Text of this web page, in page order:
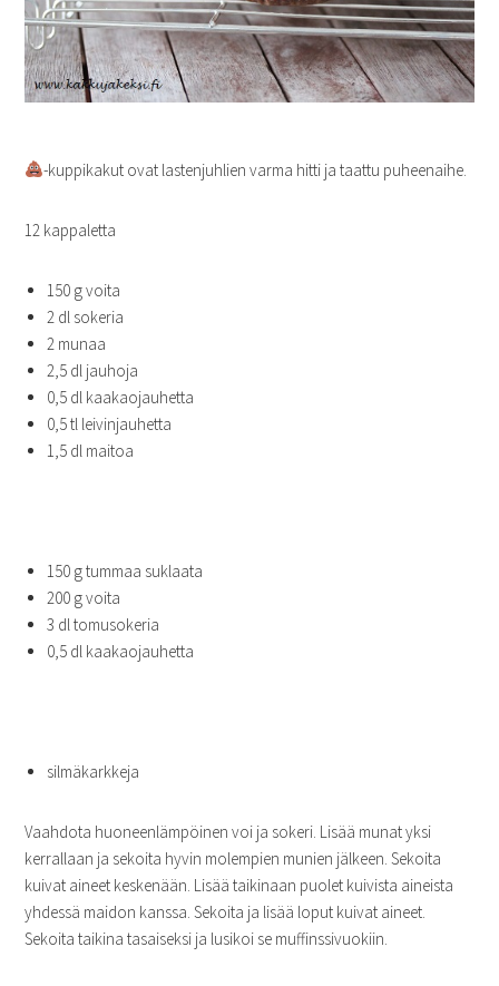
-kuppikakut ovat lastenjuhlien varma hitti ja taattu puheenaihe.
12 kappaletta
150 g voita
2 dl sokeria
2 munaa
2,5 dl jauhoja
0,5 dl kaakaojauhetta
0,5 tl leivinjauhetta
1,5 dl maitoa
150 g tummaa suklaata
200 g voita
3 dl tomusokeria
0,5 dl kaakaojauhetta
silmäkarkkeja
Vaahdota huoneenlämpöinen voi ja sokeri. Lisää munat yksi
kerrallaan ja sekoita hyvin molempien munien jälkeen. Sekoita
kuivat aineet keskenään. Lisää taikinaan puolet kuivista aineista
yhdessä maidon kanssa. Sekoita ja lisää loput kuivat aineet.
Sekoita taikina tasaiseksi ja lusikoi se muffinssivuokiin.